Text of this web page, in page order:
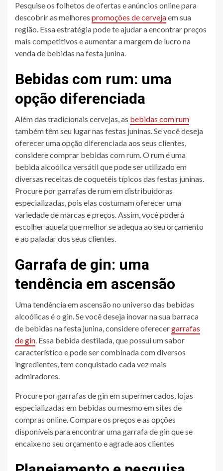
Pesquise os folhetos de ofertas e anúncios online para
descobrir as melhores promoções de cervejaem sua
região. Essa estratégia pode te ajudar a encontrar preços
mais competitivos e aumentar a margem de lucro na
venda de bebidas na festa junina.
Bebidas com rum: uma
opção diferenciada
Além das tradicionais cervejas, as bebidas com rum
também têm seu lugar nas festas juninas. Se você deseja
oferecer uma opção diferenciada aos seus clientes,
considere comprar bebidas com rum. O rum é uma
bebida alcoólica versátil que pode ser utilizado em
diversas receitas de coquetéis típicos das festas juninas.
Procure por garrafas de rum em distribuidoras
especializadas, pois elas costumam oferecer uma
variedade de marcas e preços. Assim, você poderá
escolher aquela que melhor se adequa ao seu orçamento
e ao paladar dos seus clientes.
Garrafa de gin: uma
tendência em ascensão
Uma tendência em ascensão no universo das bebidas
alcoólicas é o gin. Se você deseja inovar na sua barraca
de bebidas na festa junina, considere oferecergarrafas
de gin. Essa bebida destilada, que possui um sabor
característico e pode ser combinada com diversos
ingredientes, tem conquistado cada vez mais
admiradores.
Procure por garrafas de gin em supermercados, lojas
especializadas em bebidas ou mesmo em sites de
compras online. Compare os preços e as opções
disponíveis para encontrar uma garrafa de gin que se
encaixe no seu orçamento e agrade aos clientes